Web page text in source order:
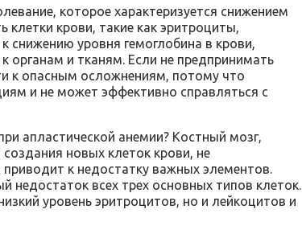
которое характеризуется снижением
клетки крови, такие как эритроциты,
уровня гемоглобина в крови,
органам и тканям. Если не предпринимать
к опасным осложнениям, потому что
и не может эффективно справляться с
апластической анемии? Костный мозг,
новых клеток крови, не
к недостатку важных элементов.
недостаток всех трех основных типов клеток.
уровень эритроцитов, но и лейкоцитов и